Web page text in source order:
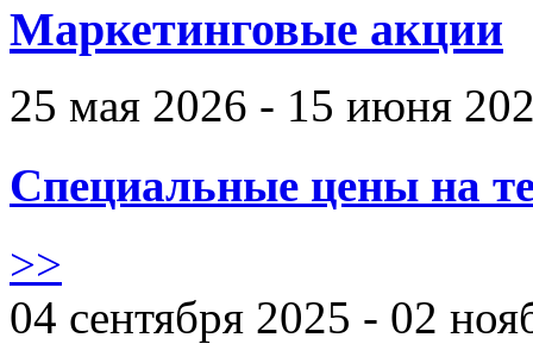
Маркетинговые акции
25 мая 2026 - 15 июня
Специальные цены на
>>
04 сентября 2025 - 02